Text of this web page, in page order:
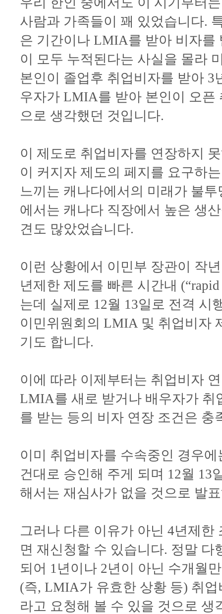
사람과 가족들이 꽤 있었습니다.
은 기간이나 LMIA를 받아 비자를
이 모두 누적된다는 사실을 몰라
본인이 졸업후 취업비자를 받아
우자가 LMIA를 받아 본인이 오픈
으로 생각했던 것입니다.
이 제도로 취업비자를 연장하지
이 커지자 제도의 페지를 요구하
느끼는 캐나다에서의 미래가 불
에서는 캐나다 직장에서 높은 생
견도 많았었습니다.
이런 상황에서 이민부 장관이 작
년제한 제도를 빠른 시간내
는데 실제로 12월 13일로 전격 시
이민위원회의 LMIA 및 취업비자
기도 합니다.
이에 따라 이제부터는 취업비자
LMIA를 새로 받거나 배우자가 취
를 받는 등의 비자 연장 조건은 충
이미 취업비자를 수속중인 경우
건대로 승인해 주게 되며 12월 13
해서는 재심사가 없을 것으로 발
그러나 다른 이유가 아닌 4년제
면 재신청할 수 있습니다. 정말
되어 1년이나 2년이 아닌 수개월
(즉, LMIA가 유효한 상황 등) 취
라고 요청해 볼 수 있을 것으로 생